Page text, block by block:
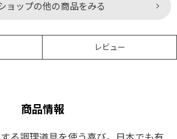
ョップの他の商品をみる
レビュー
商品情報